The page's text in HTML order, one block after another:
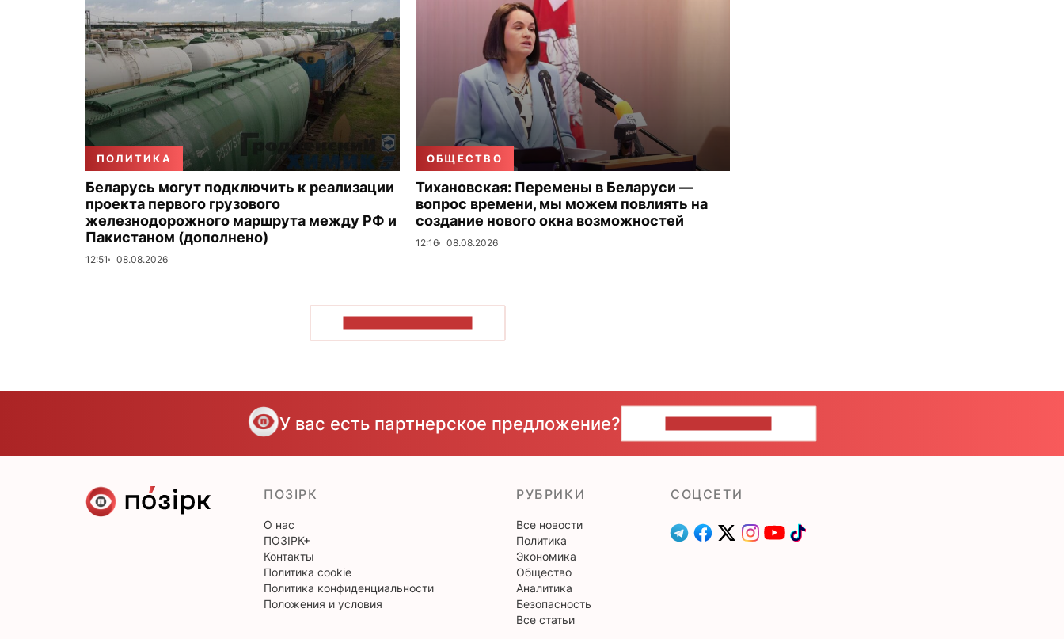
ПОЛИТИКА
Беларусь могут подключить к реализации
проекта первого грузового
железнодорожного маршрута между РФ и
Пакистаном (дополнено)
12:51 08.08.2026
ОБЩЕСТВО
Тихановская: Перемены в Беларуси —
вопрос времени, мы можем повлиять на
создание нового окна возможностей
12:16 08.08.2026
У вас есть партнерское предложение?
ПОЗІРК
О нас
ПОЗІРК+
Контакты
Политика cookie
Политика конфиденциальности
Положения и условия
РУБРИКИ
Все новости
Политика
Экономика
Общество
Аналитика
Безопасность
Все статьи
CОЦСЕТИ